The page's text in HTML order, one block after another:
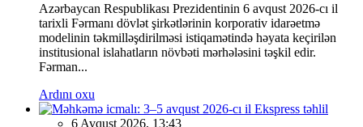
Azərbaycan Respublikası Prezidentinin 6 avqust 2026-cı il
tarixli Fərmanı dövlət şirkətlərinin korporativ idarəetmə
modelinin təkmilləşdirilməsi istiqamətində həyata keçirilən
institusional islahatların növbəti mərhələsini təşkil edir.
Fərman...
Ardını oxu
Ekspress təhlil
6 Avqust 2026, 13:43